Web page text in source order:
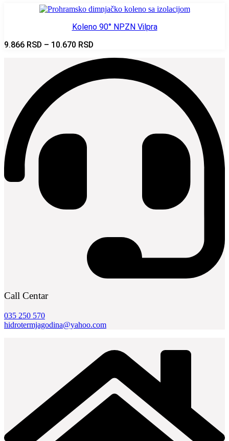
Koleno 90° NPZN Vilpra
9.866 RSD – 10.670 RSD
do
Call Centar
035 250 570
hidrotermjagodina@yahoo.com